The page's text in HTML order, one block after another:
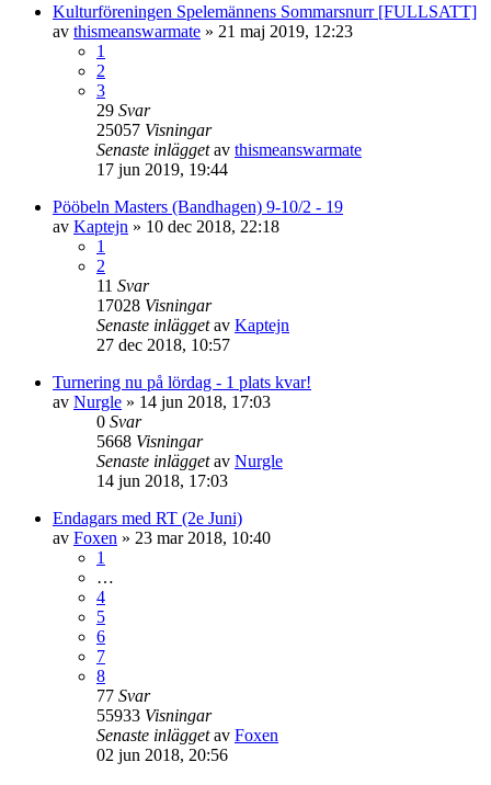
Kulturföreningen Spelemännens Sommarsnurr [FULLSATT]
av thismeanswarmate » 21 maj 2019, 12:23
1
2
3
29 Svar
25057 Visningar
Senaste inläggetav thismeanswarmate
17 jun 2019, 19:44
Pööbeln Masters (Bandhagen) 9-10/2 - 19
av Kaptejn » 10 dec 2018, 22:18
1
2
11 Svar
17028 Visningar
Senaste inläggetav Kaptejn
27 dec 2018, 10:57
Turnering nu på lördag - 1 plats kvar!
av Nurgle » 14 jun 2018, 17:03
0 Svar
5668 Visningar
Senaste inläggetav Nurgle
14 jun 2018, 17:03
Endagars med RT (2e Juni)
av Foxen » 23 mar 2018, 10:40
1
…
4
5
6
7
8
77 Svar
55933 Visningar
Senaste inläggetav Foxen
02 jun 2018, 20:56